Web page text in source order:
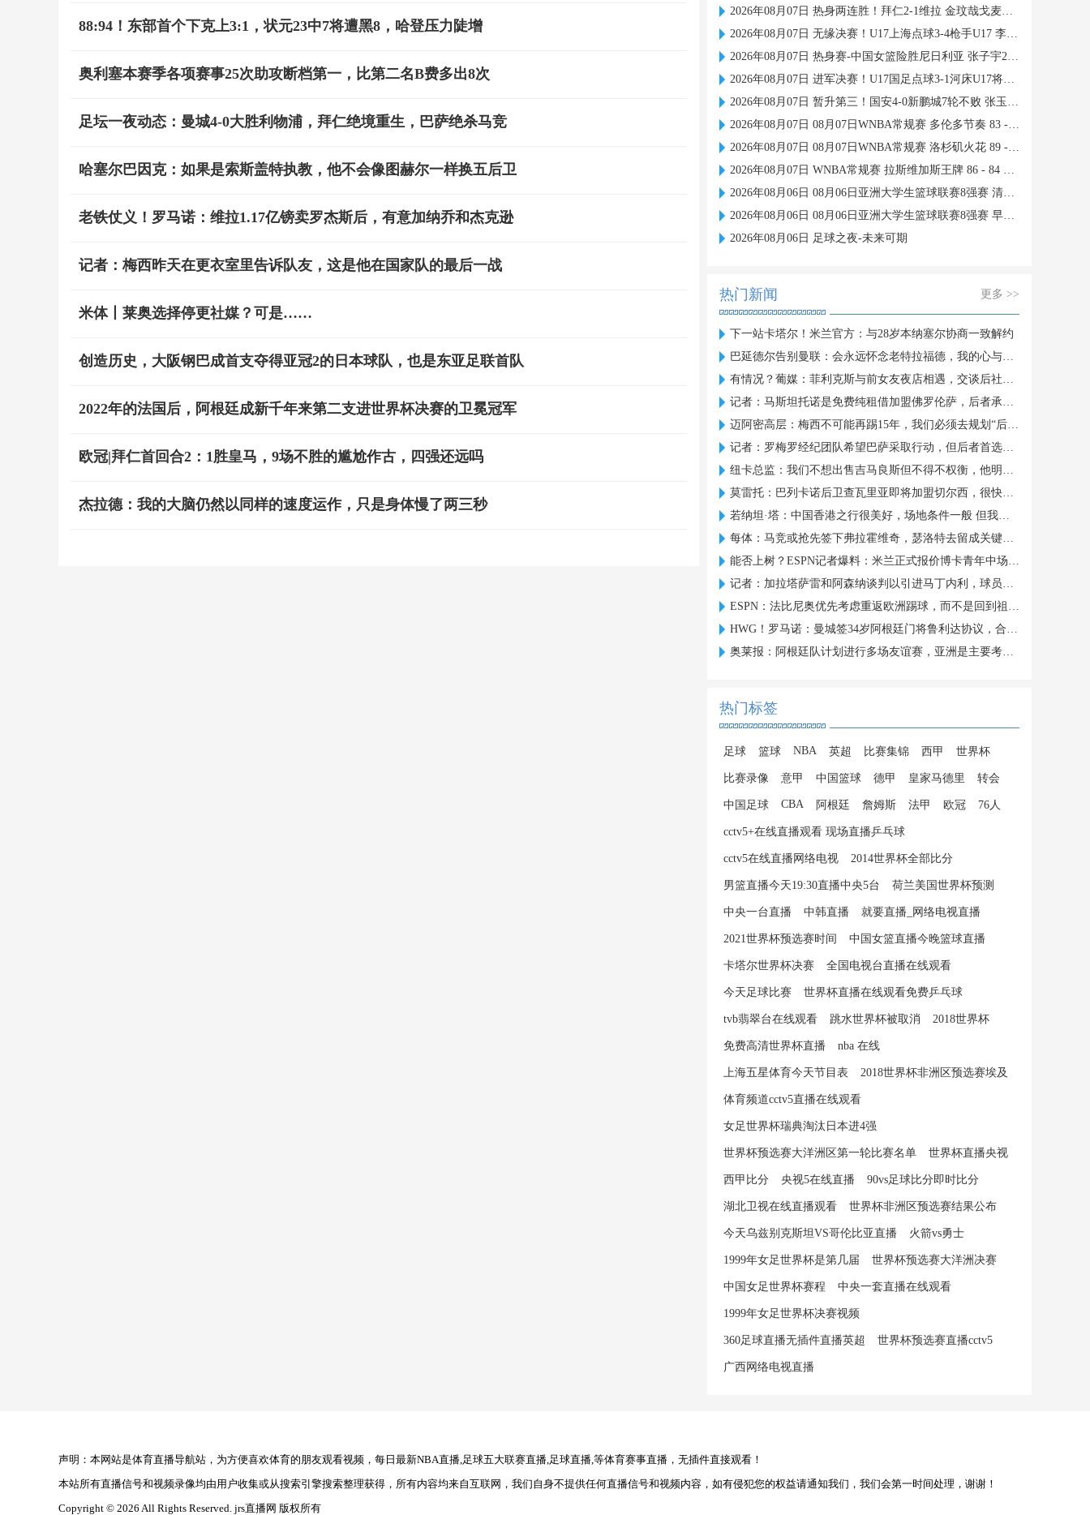
88:94！东部首个下克上3:1，状元23中7将遭黑8，哈登压力陡增
奥利塞本赛季各项赛事25次助攻断档第一，比第二名B费多出8次
足坛一夜动态：曼城4-0大胜利物浦，拜仁绝境重生，巴萨绝杀马竞
哈塞尔巴因克：如果是索斯盖特执教，他不会像图赫尔一样换五后卫
老铁仗义！罗马诺：维拉1.17亿镑卖罗杰斯后，有意加纳乔和杰克逊
记者：梅西昨天在更衣室里告诉队友，这是他在国家队的最后一战
米体丨莱奥选择停更社媒？可是……
创造历史，大阪钢巴成首支夺得亚冠2的日本球队，也是东亚足联首队
2022年的法国后，阿根廷成新千年来第二支进世界杯决赛的卫冕冠军
欧冠|拜仁首回合2：1胜皇马，9场不胜的尴尬作古，四强还远吗
杰拉德：我的大脑仍然以同样的速度运作，只是身体慢了两三秒
2026年08月07日 热身两连胜！拜仁2-1维拉 金玟哉戈麦斯破门迪亚斯替补建功
2026年08月07日 无缘决赛！U17上海点球3-4枪手U17 李秋甫、李文博失点王启戎扑点
2026年08月07日 热身赛-中国女篮险胜尼日利亚 张子宇24+11 杨舒予12+6
2026年08月07日 进军决赛！U17国足点球3-1河床U17将战阿森纳 江宇涵替补两扑点
2026年08月07日 暂升第三！国安4-0新鹏城7轮不败 张玉宁传射达万双响法比奥破门
2026年08月07日 08月07日WNBA常规赛 多伦多节奏 83 - 97 波特兰火焰 集锦
2026年08月07日 08月07日WNBA常规赛 洛杉矶火花 89 - 82 明尼苏达山猫 全场集锦
2026年08月07日 WNBA常规赛 拉斯维加斯王牌 86 - 84 印第安纳狂热 全场集锦
2026年08月06日 08月06日亚洲大学生篮球联赛8强赛 清华大学 85 - 81 菲律宾大学 集锦
2026年08月06日 08月06日亚洲大学生篮球联赛8强赛 早稻田大学 78 - 71 高丽大学 集锦
2026年08月06日 足球之夜-未来可期
热门新闻 更多 >>
下一站卡塔尔！米兰官方：与28岁本纳塞尔协商一致解约
巴延德尔告别曼联：会永远怀念老特拉福德，我的心与你们同在
有情况？葡媒：菲利克斯与前女友夜店相遇，交谈后社媒再次互关
记者：马斯坦托诺是免费纯租借加盟佛罗伦萨，后者承担全额薪水
迈阿密高层：梅西不可能再踢15年，我们必须去规划“后梅西时代”
记者：罗梅罗经纪团队希望巴萨采取行动，但后者首选引进罗德里
纽卡总监：我们不想出售吉马良斯但不得不权衡，他明确说出了意愿
莫雷托：巴列卡诺后卫查瓦里亚即将加盟切尔西，很快就会官方宣布
若纳坦·塔：中国香港之行很美好，场地条件一般 但我们踢得不错
每体：马竞或抢先签下弗拉霍维奇，瑟洛特去留成关键变量
能否上树？ESPN记者爆料：米兰正式报价博卡青年中场帕雷德斯
记者：加拉塔萨雷和阿森纳谈判以引进马丁内利，球员合同明夏到期
ESPN：法比尼奥优先考虑重返欧洲踢球，而不是回到祖国巴西
HWG！罗马诺：曼城签34岁阿根廷门将鲁利达协议，合同2+1
奥莱报：阿根廷队计划进行多场友谊赛，亚洲是主要考虑的目的地
热门标签
足球 篮球 NBA 英超 比赛集锦 西甲 世界杯
比赛录像 意甲 中国篮球 德甲 皇家马德里 转会
中国足球 CBA 阿根廷 詹姆斯 法甲 欧冠 76人
cctv5+在线直播观看 现场直播乒乓球
cctv5在线直播网络电视 2014世界杯全部比分
男篮直播今天19:30直播中央5台 荷兰美国世界杯预测
中央一台直播 中韩直播 就要直播_网络电视直播
2021世界杯预选赛时间 中国女篮直播今晚篮球直播
卡塔尔世界杯决赛 全国电视台直播在线观看
今天足球比赛 世界杯直播在线观看免费乒乓球
tvb翡翠台在线观看 跳水世界杯被取消 2018世界杯
免费高清世界杯直播 nba 在线
上海五星体育今天节目表 2018世界杯非洲区预选赛埃及
体育频道cctv5直播在线观看
女足世界杯瑞典淘汰日本进4强
世界杯预选赛大洋洲区第一轮比赛名单 世界杯直播央视
西甲比分 央视5在线直播 90vs足球比分即时比分
湖北卫视在线直播观看 世界杯非洲区预选赛结果公布
今天乌兹别克斯坦VS哥伦比亚直播 火箭vs勇士
1999年女足世界杯是第几届 世界杯预选赛大洋洲决赛
中国女足世界杯赛程 中央一套直播在线观看
1999年女足世界杯决赛视频
360足球直播无插件直播英超 世界杯预选赛直播cctv5
广西网络电视直播
声明：本网站是体育直播导航站，为方便喜欢体育的朋友观看视频，每日最新NBA直播,足球五大联赛直播,足球直播,等体育赛事直播，无插件直接观看！
本站所有直播信号和视频录像均由用户收集或从搜索引擎搜索整理获得，所有内容均来自互联网，我们自身不提供任何直播信号和视频内容，如有侵犯您的权益请通知我们，我们会第一时间处理，谢谢！
Copyright © 2026 All Rights Reserved. jrs直播网 版权所有